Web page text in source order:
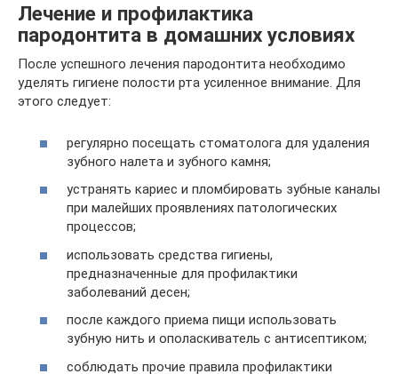
Лечение и профилактика
пародонтита в домашних условиях
После успешного лечения пародонтита необходимо
уделять гигиене полости рта усиленное внимание. Для
этого следует:
регулярно посещать стоматолога для удаления
зубного налета и зубного камня;
устранять кариес и пломбировать зубные каналы
при малейших проявлениях патологических
процессов;
использовать средства гигиены,
предназначенные для профилактики
заболеваний десен;
после каждого приема пищи использовать
зубную нить и ополаскиватель с антисептиком;
соблюдать прочие правила профилактики